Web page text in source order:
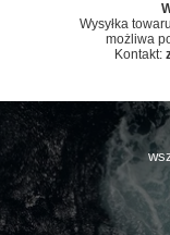
Wysyłka
możliwa
Kontakt: